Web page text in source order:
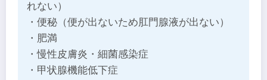
れない）
・便秘（便が出ないため肛門腺液が出ない）
・肥満
・慢性皮膚炎・細菌感染症
・甲状腺機能低下症